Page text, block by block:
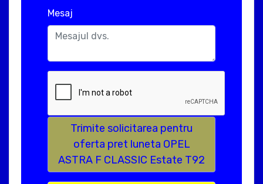
Mesaj
Trimite solicitarea pentru
oferta pret luneta OPEL
ASTRA F CLASSIC Estate T92